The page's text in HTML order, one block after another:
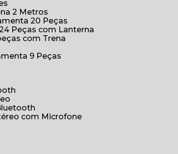
2 Metros
20 Peças
24 Peças com Lanterna
com Trena
9 Peças
com Microfone